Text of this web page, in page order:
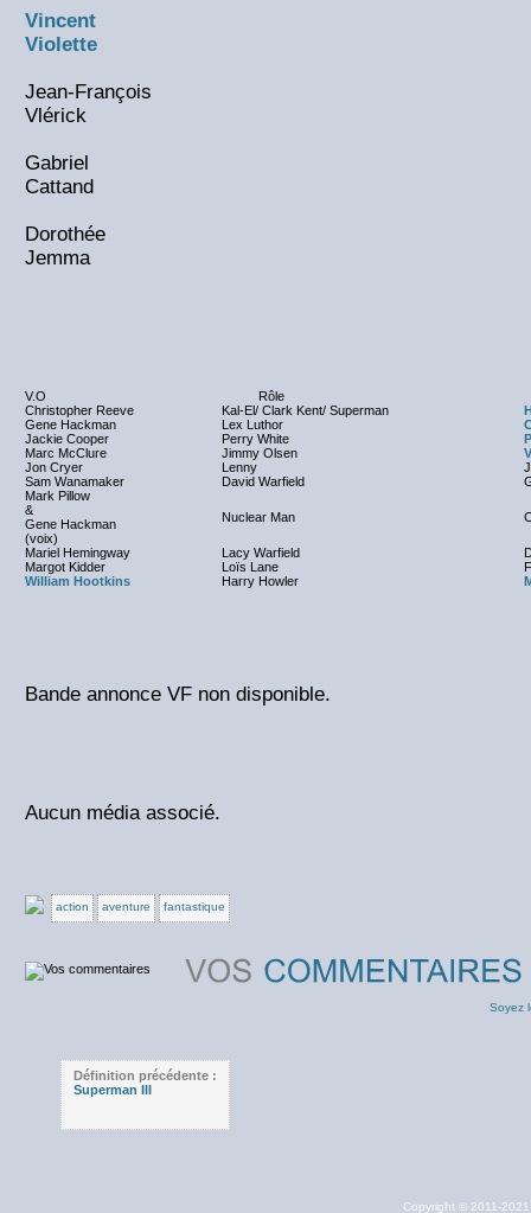
Vincent
Violette
Jean-François
Vlérick
Gabriel
Cattand
Dorothée
Jemma
V.O
Rôle
Christopher Reeve
Kal-El/ Clark Kent/ Superman
Gene Hackman
Lex Luthor
Jackie Cooper
Perry White
Marc McClure
Jimmy Olsen
Jon Cryer
Lenny
Sam Wanamaker
David Warfield
Mark Pillow
&
Gene Hackman
(voix)
Nuclear Man
Mariel Hemingway Lacy Warfield
Margot Kidder
Loïs Lane
William Hootkins
Harry Howler
Bande annonce VF non disponible.
Aucun média associé.
action aventure fantastique
Soyez
Définition précédente :
Superman III
Copyright © 2011-